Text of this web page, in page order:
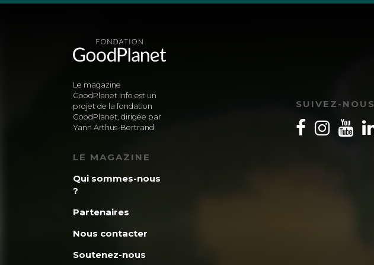
Le magazine
GoodPlanet Info est un
projet de la fondation
GoodPlanet, dirigée par
Yann Arthus-Bertrand
LE MAGAZINE
Qui sommes-nous
?
Partenaires
Nous contacter
Soutenez-nous
SUIVEZ-NOUS